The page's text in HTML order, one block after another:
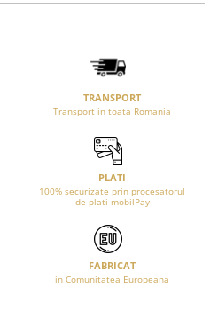
TRANSPORT
Transport in toata Romania
PLATI
100% securizate prin procesatorul
de plati mobilPay
FABRICAT
in Comunitatea Europeana